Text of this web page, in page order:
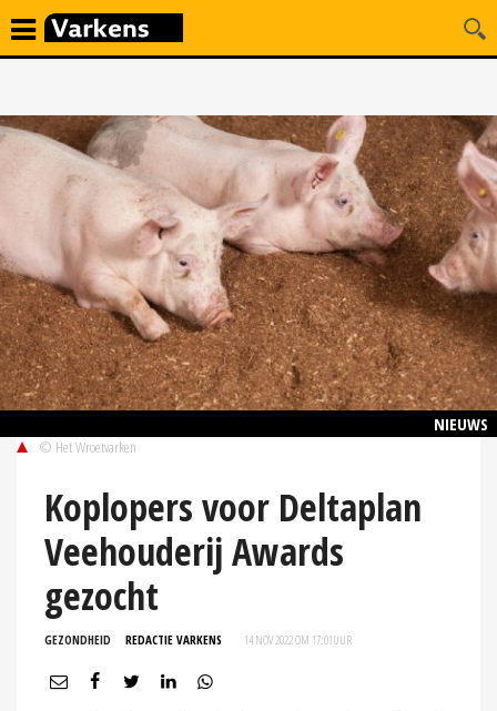
NIEUWS
© Het Wroetvarken
Koplopers voor Deltaplan
Veehouderij Awards
gezocht
GEZONDHEID REDACTIE VARKENS 14 NOV 2022 OM 17:01UUR